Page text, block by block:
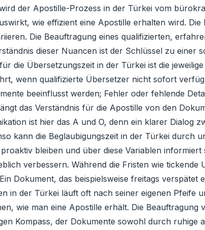
der Apostille-Prozess in der Türkei vom
wie effizient eine Apostille erhalten wird.
Die Beauftragung eines qualifizierten,
dieser Nuancen ist der Schlüssel zu einer
die Übersetzungszeit in der Türkei ist die
wenn qualifizierte Übersetzer nicht sofort
beeinflusst werden; Fehler oder fehlende
das Verständnis für die Apostille von den
ist hier das A und O, denn ein klarer Dialog
kann die Beglaubigungszeit in der Türkei durch
bleiben und über diese Variablen
verbessern. Während die Fristen wie tickende
Dokument, das beispielsweise freitags
in der Türkei läuft oft nach seiner eigenen Pfeife
wie man eine Apostille erhält. Die
Kompass, der Dokumente sowohl durch